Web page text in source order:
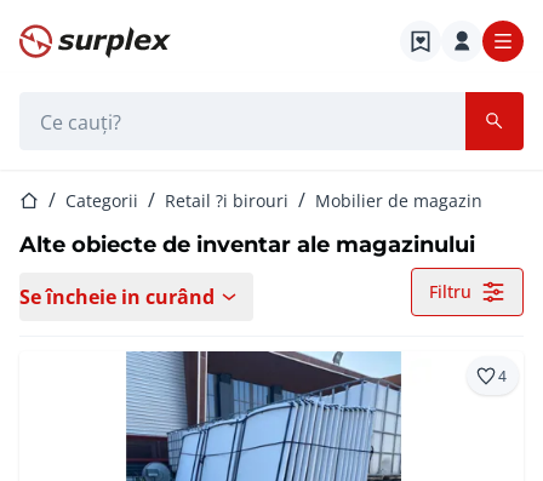
Pagina de start
Pagina de start
Categorii Retail ?i birouri Mobilier de magazin
Alte obiecte de inventar ale magazinului
Se încheie in curând Filtru
4